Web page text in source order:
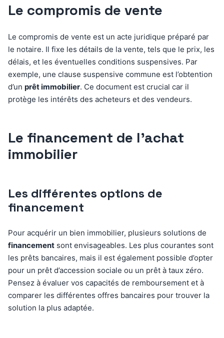
Le compromis de vente
Le compromis de vente est un acte juridique préparé par
le notaire. Il fixe les détails de la vente, tels que le prix, les
délais, et les éventuelles conditions suspensives. Par
exemple, une clause suspensive commune est l’obtention
d’un prêt immobilier. Ce document est crucial car il
protège les intérêts des acheteurs et des vendeurs.
Le financement de l’achat
immobilier
Les différentes options de
financement
Pour acquérir un bien immobilier, plusieurs solutions de
financement sont envisageables. Les plus courantes sont
les prêts bancaires, mais il est également possible d’opter
pour un prêt d’accession sociale ou un prêt à taux zéro.
Pensez à évaluer vos capacités de remboursement et à
comparer les différentes offres bancaires pour trouver la
solution la plus adaptée.